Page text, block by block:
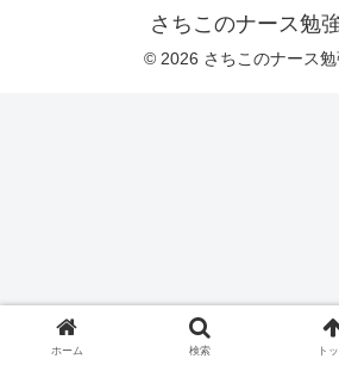
さちこのナース勉
© 2026 さちこのナース勉
ホーム 検索 ト